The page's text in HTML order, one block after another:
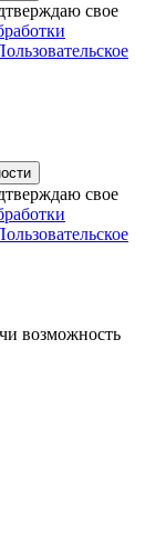
свое
свое
возможность